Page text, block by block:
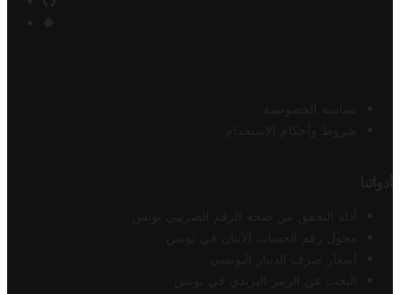
سياسة الخصوصية
شروط وأحكام الاستخدام
أدواتنا
أداة التحقق من صحة الرقم الضريبي تونس
محول رقم الحساب الآيبان في تونس
أسعار صرف الدينار التونسي
البحث عن الرمز البريدي في تونس